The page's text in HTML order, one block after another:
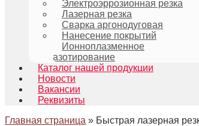
Электроэррозионная резка
Лазерная резка
Сварка аргонодуговая
Нанесение покрытий
Ионноплазменное
азотирование
Каталог нашей продукции
Новости
Вакансии
Реквизиты
Главная страница » Быстрая лазерная